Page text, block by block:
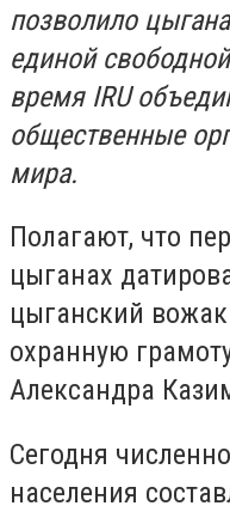
позволило
единой
время IRU
общественные
мира.
Полагают, что
цыганах
цыганский
охранную
Александра
Сегодня
населения